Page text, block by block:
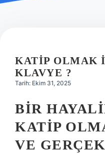
Hakkımızda
KATIP OLMAK
KLAVYE ?
Tarih: Ekim 31, 2025
BIR
KATIP
VE